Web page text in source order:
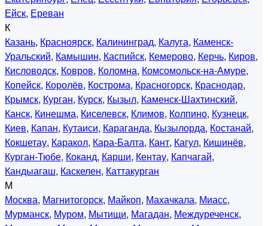
Ейск, Ереван
К
Казань, Красноярск, Калининград, Калуга, Каменск-
Уральский, Камышин, Каспийск, Кемерово, Керчь, Киров,
Кисловодск, Ковров, Коломна, Комсомольск-на-Амуре,
Копейск, Королёв, Кострома, Красногорск, Краснодар,
Крымск, Курган, Курск, Кызыл, Каменск-Шахтинский,
Канск, Кинешма, Киселевск, Климов, Колпино, Кузнецк,
Киев, Капан, Кутаиси, Караганда, Кызылорда, Костанай,
Кокшетау, Каракол, Кара-Балта, Кант, Кагул, Кишинёв,
Курган-Тюбе, Коканд, Карши, Кентау, Капчагай,
Кандыагаш, Каскелен, Каттакурган
М
Москва, Магнитогорск, Майкоп, Махачкала, Миасс,
Мурманск, Муром, Мытищи, Магадан, Междуреченск,